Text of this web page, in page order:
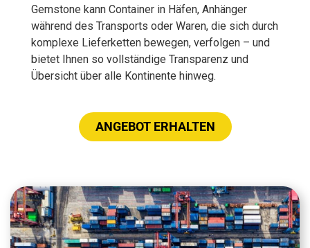
Gemstone kann Container in Häfen, Anhänger
während des Transports oder Waren, die sich durch
komplexe Lieferketten bewegen, verfolgen – und
bietet Ihnen so vollständige Transparenz und
Übersicht über alle Kontinente hinweg.
ANGEBOT ERHALTEN